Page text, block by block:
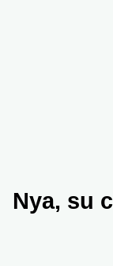
Nya, su